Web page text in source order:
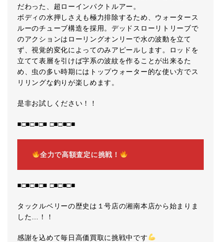
だわった、超ローインパクトルアー。
ボディの水押しさえも極力排除するため、ウォータース
ルーのチューブ構造を採用。デッドスローリトリーブで
のアクションはローリングオンリーで水の波動を立て
ず、視覚的変化によってのみアピールします。ロッドを
立てて表層を引けば字系の波紋を作ることが出来るた
め、虫の多い時期にはトップウォーター的な使い方でス
リリングな釣りが楽しめます。
是非お試しください！！
■□■□■□■ □■□■□■
全力で高額査定に挑戦！
■□■□■□■ □■□■□■
タックルベリーの歴史は１号店の湘南本店から始まりま
した…！！
感謝を込めて毎日高価買取に挑戦中です